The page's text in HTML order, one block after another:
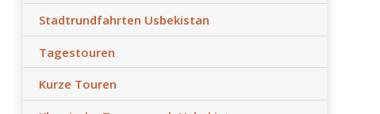
Stadtrundfahrten Usbekistan
Tagestouren
Kurze Touren